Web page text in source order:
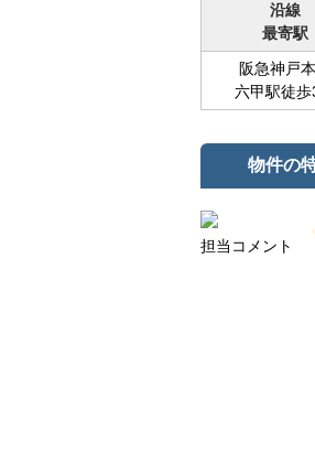
沿線
最寄駅
阪急神戸
六甲駅徒歩
物件の
担当コメント